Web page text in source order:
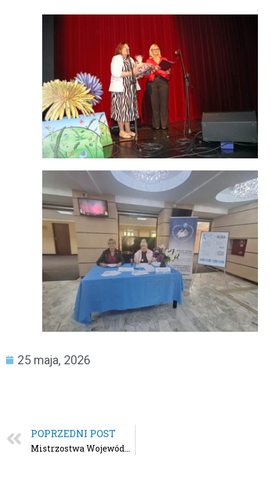
25 maja, 2026
POPRZEDNI POST
Mistrzostwa Województwa Pomorskiego w Lekkiej Atletyce